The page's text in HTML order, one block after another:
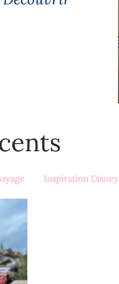
Inspiration Disney